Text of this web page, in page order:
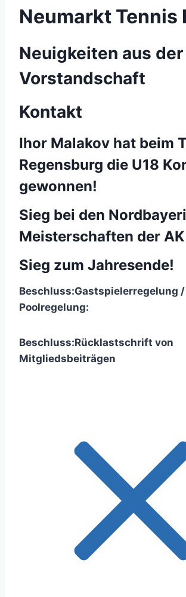
Neumarkt Tennis
Neuigkeiten aus der
Vorstandschaft
Kontakt
Ihor Malakov hat beim
Regensburg die U18
gewonnen!
Sieg bei den
Meisterschaften der
Sieg zum Jahresende!
Beschluss:Gastspielerregelung /
Poolregelung:
Beschluss:Rücklastschrift von
Mitgliedsbeiträgen